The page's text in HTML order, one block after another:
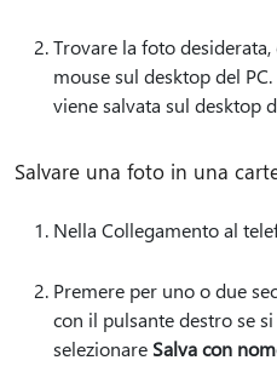
Trovare la foto
mouse sul desktop del
viene salvata sul desktop
Salvare una foto in una
Nella Collegamento al
Premere per uno o due
con il pulsante destro se
selezionare Salva con